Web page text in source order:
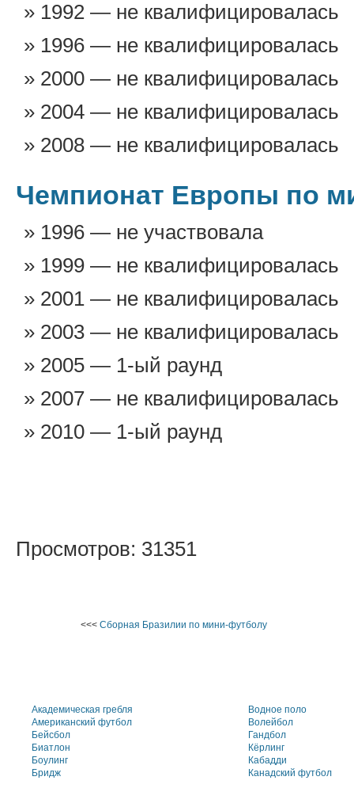
1992 — не квалифицировалась
1996 — не квалифицировалась
2000 — не квалифицировалась
2004 — не квалифицировалась
2008 — не квалифицировалась
Чемпионат Европы по
1996 — не участвовала
1999 — не квалифицировалась
2001 — не квалифицировалась
2003 — не квалифицировалась
2005 — 1-ый раунд
2007 — не квалифицировалась
2010 — 1-ый раунд
Просмотров: 31351
<<< Сборная Бразилии по мини-футболу
Академическая гребля
Американский футбол
Бейсбол
Биатлон
Боулинг
Бридж
Водное поло
Волейбол
Гандбол
Кёрлинг
Кабадди
Канадский футбол